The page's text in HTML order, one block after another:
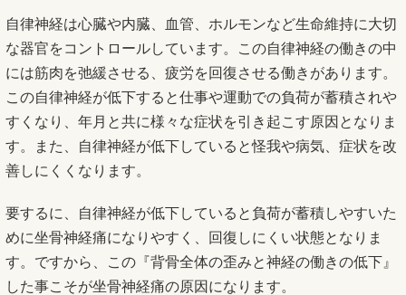
自律神経は心臓や内臓、血管、ホルモンなど生命維持に大切
な器官をコントロールしています。この自律神経の働きの中
には筋肉を弛緩させる、疲労を回復させる働きがあります。
この自律神経が低下すると仕事や運動での負荷が蓄積されや
すくなり、年月と共に様々な症状を引き起こす原因となりま
す。また、自律神経が低下していると怪我や病気、症状を改
善しにくくなります。
要するに、自律神経が低下していると負荷が蓄積しやすいた
めに坐骨神経痛になりやすく、回復しにくい状態となりま
す。ですから、この『背骨全体の歪みと神経の働きの低下』
した事こそが坐骨神経痛の原因になります。